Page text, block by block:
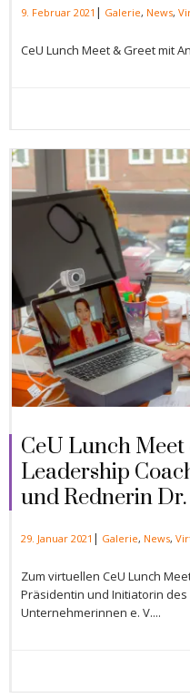
9. Februar 2021 | Galerie, News,
CeU Lunch Meet & Greet mit
CeU Lunch
Leadership
und Rednerin
29. Januar 2021 | Galerie, News,
Zum virtuellen CeU Lunch
Präsidentin und Initiatorin
Unternehmerinnen e. V....